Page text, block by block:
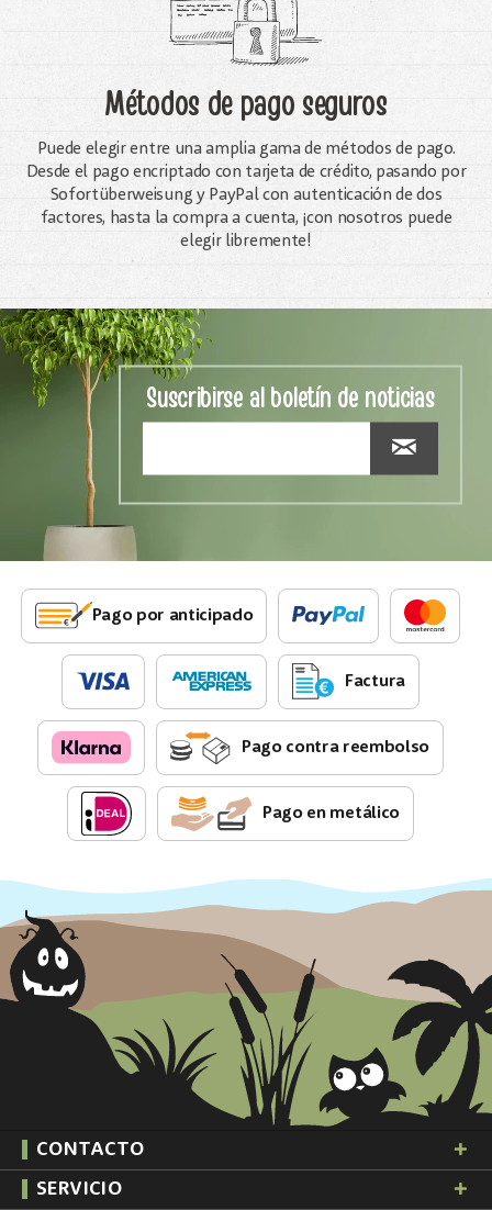
Métodos de pago seguros
Puede elegir entre una amplia gama de métodos de pago.
Desde el pago encriptado con tarjeta de crédito, pasando por
Sofortüberweisung y PayPal con autenticación de dos
factores, hasta la compra a cuenta, ¡con nosotros puede
elegir libremente!
Suscribirse al boletín de noticias
Pago por anticipado
Factura
Pago contra reembolso
Pago en metálico
CONTACTO
SERVICIO